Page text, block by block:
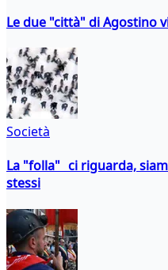
Le due "città" di Agostino
Società
La "folla" ci riguarda,
stessi